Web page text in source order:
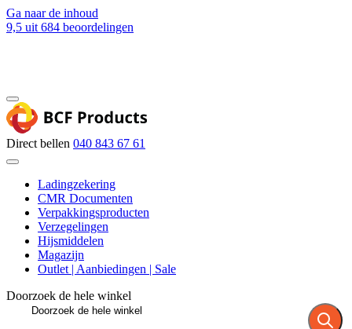
Ga naar de inhoud
9,5 uit 684 beoordelingen
Direct bellen 040 843 67 61
Ladingzekering
CMR Documenten
Verpakkingsproducten
Verzegelingen
Hijsmiddelen
Magazijn
Outlet | Aanbiedingen | Sale
Doorzoek de hele winkel